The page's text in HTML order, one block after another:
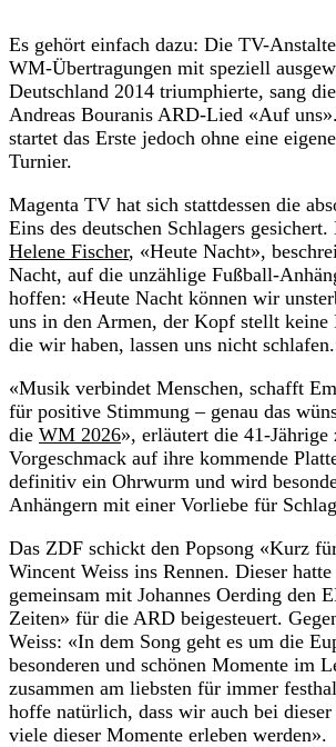
Es gehört einfach dazu: Die TV-
WM-Übertragungen mit speziell
Deutschland 2014 triumphierte, sang
Andreas Bouranis ARD-Lied «Auf
startet das Erste jedoch ohne eine
Turnier.
Magenta TV hat sich stattdessen die
Eins des deutschen Schlagers
Helene Fischer, «Heute Nacht»,
Nacht, auf die unzählige Fußball-
hoffen: «Heute Nacht können wir
uns in den Armen, der Kopf stellt keine
die wir haben, lassen uns nicht
«Musik verbindet Menschen, schafft
für positive Stimmung – genau das
die WM 2026», erläutert die 41-Jährige
Vorgeschmack auf ihre kommende
definitiv ein Ohrwurm und wird
Anhängern mit einer Vorliebe für
Das ZDF schickt den Popsong «Kurz
Wincent Weiss ins Rennen. Dieser hatte
gemeinsam mit Johannes Oerding den
Zeiten» für die ARD beigesteuert.
Weiss: «In dem Song geht es um die
besonderen und schönen Momente im
zusammen am liebsten für immer
hoffe natürlich, dass wir auch bei
viele dieser Momente erleben werden».